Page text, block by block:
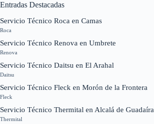
Entradas Destacadas
Servicio Técnico Roca en Camas
Roca
Servicio Técnico Renova en Umbrete
Renova
Servicio Técnico Daitsu en El Arahal
Daitsu
Servicio Técnico Fleck en Morón de la Frontera
Fleck
Servicio Técnico Thermital en Alcalá de Guadaíra
Thermital